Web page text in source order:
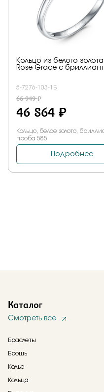
Каталог
Смотреть все
Браслеты
Брошь
Колье
Кольца